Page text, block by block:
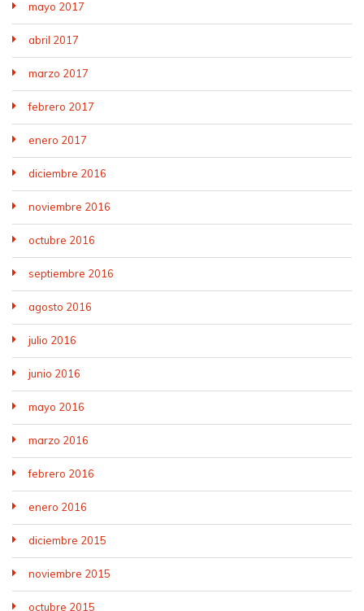
mayo 2017
abril 2017
marzo 2017
febrero 2017
enero 2017
diciembre 2016
noviembre 2016
octubre 2016
septiembre 2016
agosto 2016
julio 2016
junio 2016
mayo 2016
marzo 2016
febrero 2016
enero 2016
diciembre 2015
noviembre 2015
octubre 2015